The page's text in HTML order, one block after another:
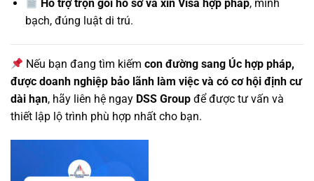
Hỗ trợ trọn gói hồ sơ và xin Visa hợp pháp, minh
bạch, đúng luật di trú.
Nếu bạn đang tìm kiếmcon đường sang Úc hợp pháp,
được doanh nghiệp bảo lãnh làm việc và có cơ hội định cư
dài hạn, hãy liên hệ ngay DSS Group để được tư vấn và
thiết lập lộ trình phù hợp nhất cho bạn.